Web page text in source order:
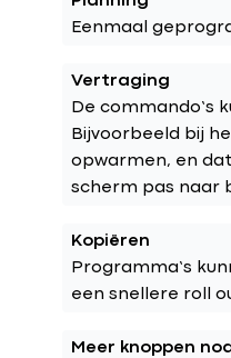
Eenmaal
Vertraging
De commando’s
Bijvoorbeeld bij
opwarmen, en
scherm pas naar
Kopiëren
Programma’s
een snellere roll
Meer knoppen